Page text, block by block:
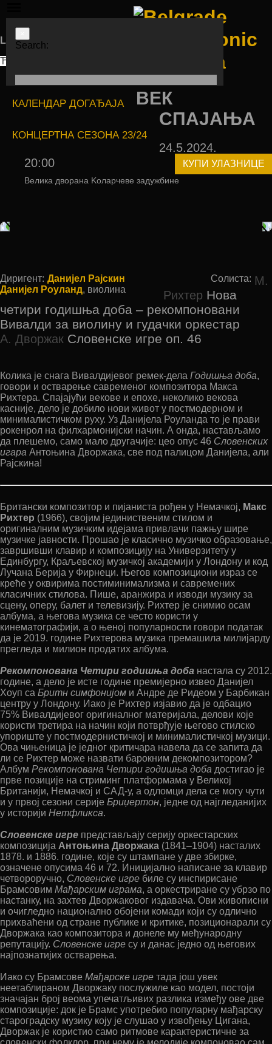
Search:
Languages
ЋИР
КАЛЕНДАР ДОГАЂАЈА
КОНЦЕРТНА СЕЗОНА 23/24
ВЕК
СПАЈАЊА
24.5.2024.
20:00
Велика дворана Kоларчеве задужбине
КУПИ УЛАЗНИЦЕ
Диригент: Данијел Рајскин
Солиста:
Данијел Роуланд, виолина
М.
Рихтер Нова
четири годишња доба – рекомпоновани
Вивалди за виолину и гудачки оркестар
А. Дворжак Словенске игре оп. 46
Колика је снага Вивалдијевог ремек-дела Годишња доба,
говори и остварење савременог композитора Макса
Рихтера. Спајајући векове и епохе, неколико векова
касније, дело је добило нови живот у постмодерном и
минималистичком руху. Уз Данијела Роуланда то је прави
рокенрол на филхармонијски начин. А онда, настављамо
да плешемо, само мало другачије: цео опус 46 Словенских
игара Антоњина Дворжака, све под палицом Данијела, али
Рајскина!
Британски композитор и пијаниста рођен у Немачкој, Макс
Рихтер (1966), својим јединиственим стилом и
оригиналним музичким идејама привлачи пажњу шире
музичке јавности. Прошао је класично музичко образовање,
завршивши клавир и композицију на Универзитету у
Единбургу, Краљевској музичкој академији у Лондону и код
Лучана Берија у Фирнеци. Његов композициони израз се
креће у оквирима постиминимализма и савремених
класичних стилова. Пише, аранжира и изводи музику за
сцену, оперу, балет и телевизију. Рихтер је снимио осам
албума, а његова музика се често користи у
кинематографији, а о њеној популарности говори податак
да је 2019. године Рихтерова музика премашила милијарду
прегледа и милион продатих албума.
Рекомпонована Четири годишња доба настала су 2012.
године, а дело је исте године премијерно извео Данијел
Хоуп са Бритн симфонијом и Андре де Ридеом у Барбикан
центру у Лондону. Иако је Рихтер изјавио да је одбацио
75% Вивалдијевог оригиналног материјала, делови које
користи третира на начин који потврђује његово стилско
упориште у постмодернистичкој и минималистичкој музици.
Ова чињеница је једног критичара навела да се запита да
ли се Рихтер може назвати барокним декомпозитором?
Албум Рекомпонована Четири годишња доба достигао је
прве позиције на стриминг платформама у Великој
Британији, Немачкој и САД-у, а одломци дела се могу чути
и у првој сезони серије Бриџертон, једне од најгледанијих
у историји Нетфликса.
Словенске игре представљају серију оркестарских
композиција Антоњина Дворжака (1841–1904) насталих
1878. и 1886. године, које су штампане у две збирке,
означене опусима 46 и 72. Иницијално написане за клавир
четвороручно, Словенске игре биле су инспирисане
Брамсовим Мађарским играма, а оркестриране су убрзо по
настанку, на захтев Дворжаковог издавача. Ови живописни
и очигледно национално обојени комади који су одлично
прихваћени од стране публике и критике, позиционарали су
Дворжака као композитора и донеле му међународну
репутацију. Словенске игре су и данас једно од његових
најпознатијих остварења.
Иако су Брамсове Мађарске игре тада још увек
неетаблираном Дворжаку послужиле као модел, постоји
значајан број веома упечатљивих разлика између ове две
композиције: док је Брамс употребио популарну мађарску
староградску музику коју је слушао у извођењу Цигана,
Дворжак је користио само ритмове карактеристичне за